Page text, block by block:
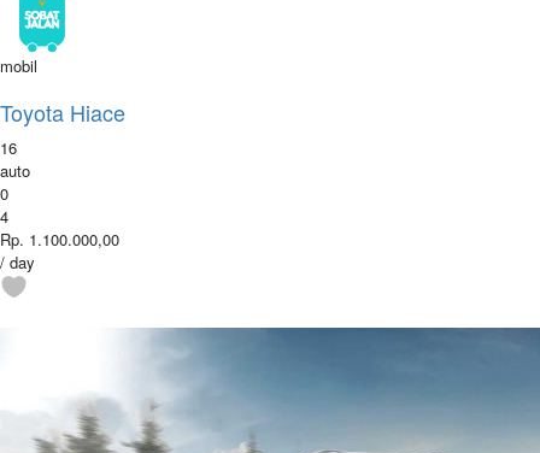
mobil
Toyota Hiace
16
auto
0
4
Rp. 1.100.000,00
/ day